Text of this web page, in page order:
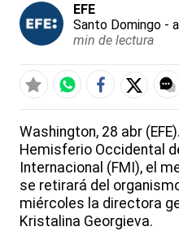
EFE
Santo Domingo -
min de lectura
Washington, 28 abr
Hemisferio Occidental
Internacional (FMI), el
se retirará del
miércoles la directora
Kristalina Georgieva.